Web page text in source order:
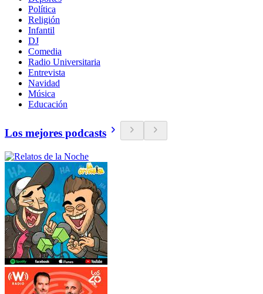
Política
Religión
Infantil
DJ
Comedia
Radio Universitaria
Entrevista
Navidad
Música
Educación
Los mejores podcasts